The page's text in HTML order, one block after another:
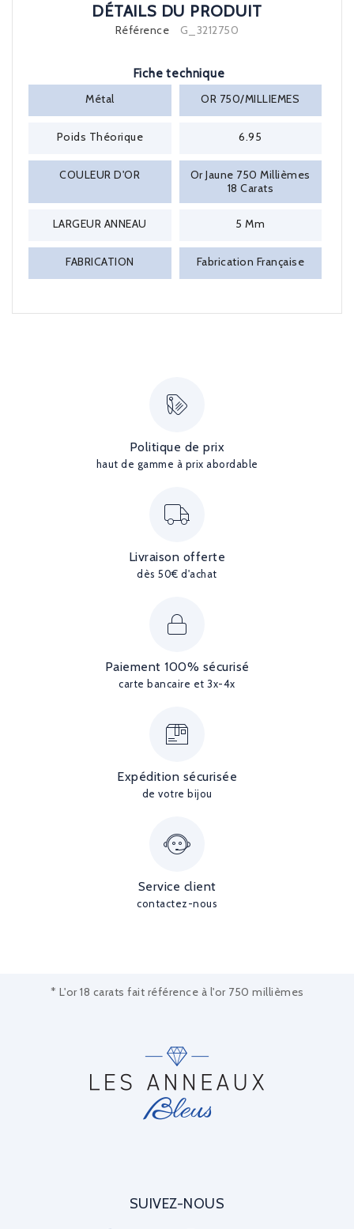
DÉTAILS DU PRODUIT
Référence G_3212750
Fiche technique
Métal
OR 750/MILLIEMES
Poids Théorique 6.95
COULEUR D'OR
Or Jaune 750 Millièmes
18 Carats
LARGEUR ANNEAU 5 Mm
FABRICATION Fabrication Française
Politique de prix
haut de gamme à prix abordable
Livraison offerte
dès 50€ d'achat
Paiement 100% sécurisé
carte bancaire et 3x-4x
Expédition sécurisée
de votre bijou
Service client
contactez-nous
* L'or 18 carats fait référence à l'or 750 millièmes
SUIVEZ-NOUS